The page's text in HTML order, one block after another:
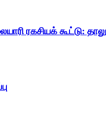
ரகசியக் கூட்டு: